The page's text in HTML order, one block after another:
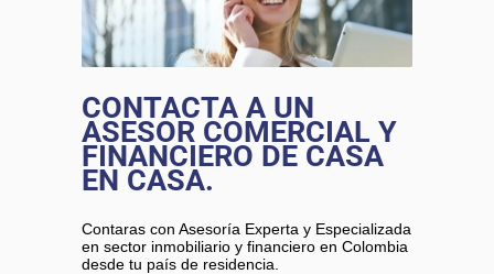
CONTACTA A UN
ASESOR COMERCIAL Y
FINANCIERO DE CASA
EN CASA.
​​Contaras con Asesoría Experta y Especializada
en sector inmobiliario y financiero en Colombia
desde tu país de residencia.